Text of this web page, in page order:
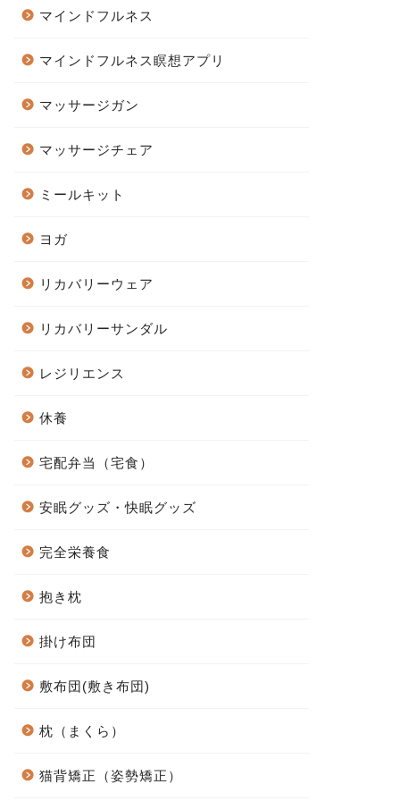
マインドフルネス
マインドフルネス瞑想アプリ
マッサージガン
マッサージチェア
ミールキット
ヨガ
リカバリーウェア
リカバリーサンダル
レジリエンス
休養
宅配弁当（宅食）
安眠グッズ・快眠グッズ
完全栄養食
抱き枕
掛け布団
敷布団(敷き布団)
枕（まくら）
猫背矯正（姿勢矯正）